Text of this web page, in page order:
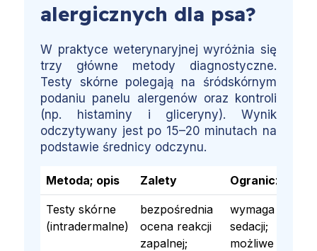
alergicznych dla psa?
W praktyce weterynaryjnej wyróżnia się
trzy główne metody diagnostyczne.
Testy skórne polegają na śródskórnym
podaniu panelu alergenów oraz kontroli
(np. histaminy i gliceryny). Wynik
odczytywany jest po 15–20 minutach na
podstawie średnicy odczynu.
Metoda; opis Zalety Ograniczenia
Testy skórne
(intradermalne)
bezpośrednia
ocena reakcji
zapalnej;
wymaga
sedacji;
możliwe